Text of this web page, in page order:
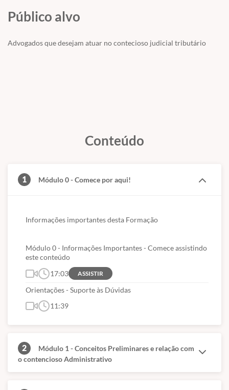
Público alvo
Advogados que desejam atuar no contecioso judicial tributário
Conteúdo
1 Módulo 0 - Comece por aqui!
Informações importantes desta Formação
Módulo 0 - Informações Importantes - Comece assistindo
este conteúdo
17:03
ASSISTIR
Orientações - Suporte às Dúvidas
11:39
2
Módulo 1 - Conceitos Preliminares e relação com
o contencioso Administrativo